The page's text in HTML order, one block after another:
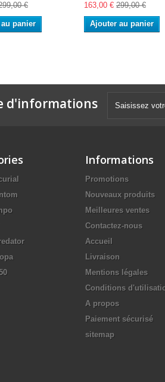
€
panier
163,00 € 299,00 €
Ajouter au panier
d'informations
Informations
Promotions
Nouveaux produits
Meilleures ventes
Contactez-nous
Accueil
Livraison
Mentions légales
Conditions
A propos
Paiement sécurisé
sitemap